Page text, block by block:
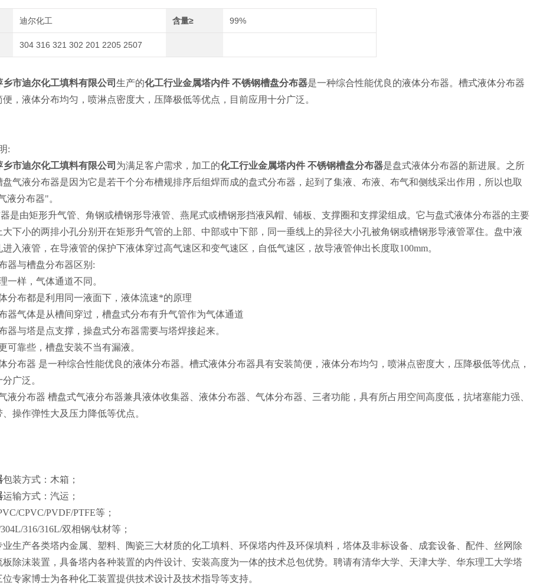
迪尔化工 含量≥ 99%
304 316 321 302 201 2205 2507
市迪尔化工填料有限公司生产的化工行业金属塔内件不锈钢槽盘分布器是一种综合性能优良的液体分布器。槽式液体分布器
，液体分布均匀，喷淋点密度大，压降极低等优点，目前应用十分广泛。
:
市迪尔化工填料有限公司 为满足客户需求，加工的化工行业金属塔内件不锈钢槽盘分布器是盘式液体分布器的新进展。之所
盘气液分布器是因为它是若干个分布槽规排序后组焊而成的盘式分布器，起到了集液、布液、布气和侧线采出作用，所以也取
液分布器"。
是由矩形升气管、角钢或槽钢形导液管、燕尾式或槽钢形挡液风帽、铺板、支撑圈和支撑梁组成。它与盘式液体分布器的主要
大下小的两排小孔分别开在矩形升气管的上部、中部或中下部，同一垂线上的异径大小孔被角钢或槽钢形导液管罩住。盘中液
入液管，在导液管的保护下液体穿过高气速区和变气速区，自低气速区，故导液管伸出长度取100mm。
器与槽盘分布器区别:
一样，气体通道不同。
分布都是利用同一液面下，液体流速*的原理
器气体是从槽间穿过，槽盘式分布有升气管作为气体通道
器与塔是点支撑，操盘式分布器需要与塔焊接起来。
可靠些，槽盘安装不当有漏液。
分布器 是一种综合性能优良的液体分布器。槽式液体分布器具有安装简便，液体分布均匀，喷淋点密度大，压降极低等优点，
广泛。
液分布器 槽盘式气液分布器兼具液体收集器、液体分布器、气体分布器、三者功能，具有所占用空间高度低，抗堵塞能力强、
操作弹性大及压力降低等优点。
包装方式：木箱；
运输方式：汽运；
CPVC/PVDF/PTFE等；
316/316L/双相钢/钛材等；
生产各类塔内金属、塑料、陶瓷三大材质的化工填料、环保塔内件及环保填料，塔体及非标设备、成套设备、配件、丝网除
板除沫装置，具备塔内各种装置的内件设计、安装高度为一体的技术总包优势。聘请有清华大学、天津大学、华东理工大学塔
位专家博士为各种化工装置提供技术设计及技术指导等支持。